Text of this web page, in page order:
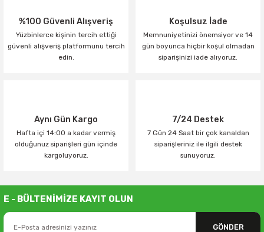
%100 Güvenli Alışveriş
Yüzbinlerce kişinin tercih ettiği
güvenli alışveriş platformunu tercih
edin.
Koşulsuz İade
Memnuniyetinizi önemsiyor ve 14
gün boyunca hiçbir koşul olmadan
siparişinizi iade alıyoruz.
Aynı Gün Kargo
Hafta içi 14:00 a kadar vermiş
olduğunuz siparişleri gün içinde
kargoluyoruz.
7/24 Destek
7 Gün 24 Saat bir çok kanaldan
siparişleriniz ile ilgili destek
sunuyoruz.
E - BÜLTENİMİZE KAYIT OLUN
GÖNDER